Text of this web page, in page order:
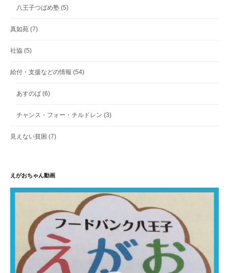
八王子つばめ塾 (5)
真如苑 (7)
社協 (5)
給付・支援などの情報 (54)
あすのば (6)
チャンス・フォー・チルドレン (3)
見えない貧困 (7)
えがおちゃん動画
動